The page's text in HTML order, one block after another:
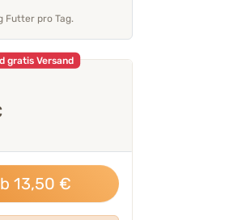
Monoprotein plus Biotin, Zink
Mehr über unser
Futter pro Tag.
gratis Versand
13,50 €